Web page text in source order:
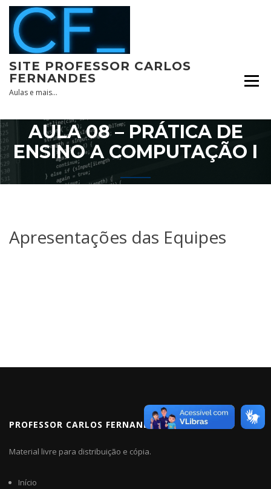
Skip
content
SITE PROFESSOR CARLOS
FERNANDES
Aulas e mais…
AULA 08 – PRÁTICA DE
ENSINO A COMPUTAÇÃO I
Apresentações das Equipes
PROFESSOR CARLOS FERNANDES
Material livre para distribuição e cópia.
Início